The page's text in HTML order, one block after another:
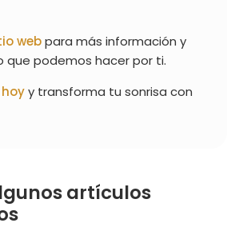
webpara más información y
que podemos hacer por ti.
y transforma tu sonrisa con
artículos